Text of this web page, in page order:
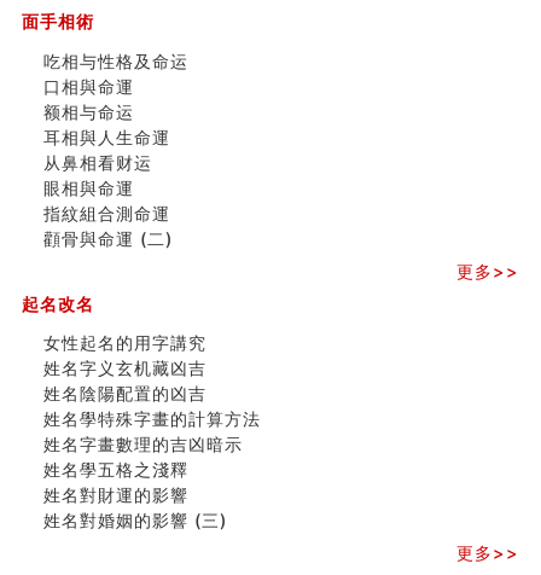
清朝慈禧太后命造 (名人八字淺析七）
飞灵山传说故事
命理解说：想请问什么时候能够遇到姻缘结婚？
商舖選址的風水講究 (下)
吉凶神跳上大运时的断法【四柱技巧】
家居常見風水形煞及化解方法 (一)
刘燮鈞讲人相 手纹与命运(一)
玄空本义 (二)
大門風水五大禁忌！大門風水擺設？門中門風水解方？
寓意好的五行属水的汉字有哪些？五行属水的汉字大全
香港巨富霍英東命造 (名人八字淺析十）
購房十大風水原則 (上)
看字形结构推算出吉凶
七夕节 我国唯一一个以女性为主角传统节日
商舖大門的風水原則 (下)
手指饱满福运加身，这种手相福运在何处？
家居常見風水形煞及化解方法 ( 四)
八字铁口直断经验总结五十条
面手相術
吃相与性格及命运
口相與命運
额相与命运
耳相與人生命運
从鼻相看财运
眼相與命運
指紋組合測命運
顴骨與命運 (二)
更多>>
起名改名
女性起名的用字講究
姓名字义玄机藏凶吉
姓名陰陽配置的凶吉
姓名學特殊字畫的計算方法
姓名字畫數理的吉凶暗示
姓名學五格之淺釋
姓名對財運的影響
姓名對婚姻的影響 (三)
更多>>